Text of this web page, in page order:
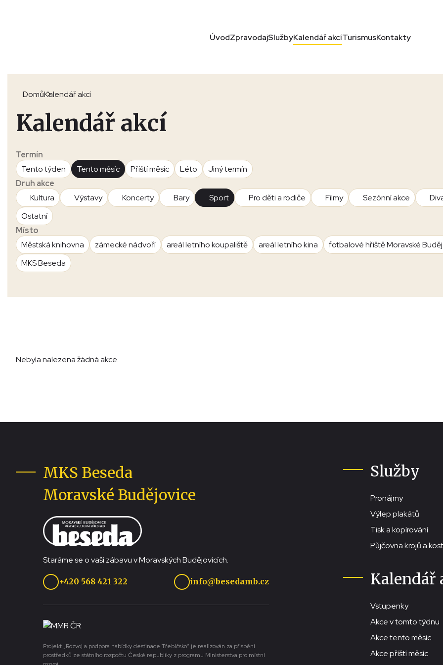
ÚvodZpravodajSlužbyKalendář akcíTurismusKontakty
DomůKalendář akcí
Kalendář akcí
Termín
Tento týden
Tento měsíc Příští měsíc Léto
Jiný termín
Druh akce
Kultura
Výstavy Koncerty Bary Sport Pro děti a rodiče Filmy Sezónní akce
Ostatní
Místo
Městská knihovna
zámecké nádvoří areál letního koupaliště areál letního kina
fotbalové hřiště Moravské
MKS Beseda
Nebyla nalezena žádná akce.
MKS Beseda
Moravské Budějovice
Staráme se o vaši zábavu v Moravských Budějovicích.
+420 568 421 322 info@besedamb.cz
Projekt „Rozvoj a podpora nabídky destinace Třebíčsko“ je realizován za přispění
prostředků ze státního rozpočtu České republiky z programu Ministerstva pro místní
Služby
Pronájmy
Výlep plakátů
Tisk a kopírování
Půjčovna krojů a
Kalendář
Vstupenky
Akce v tomto týdnu
Akce tento měsíc
Akce příští měsíc